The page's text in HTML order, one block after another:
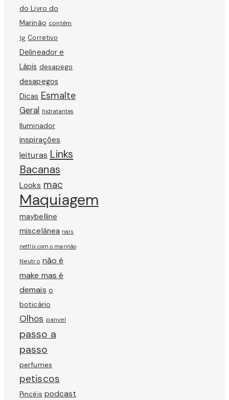
do Livro do
Marinão contém
1g Corretivo
Delineador e
Lápis desapego
desapegos
Dicas Esmalte
Geral hidratantes
Iluminador
inspirações
leituras Links
Bacanas
Looks mac
Maquiagem
maybelline
miscelânea nars
netflix com o marinão
Neutro não é
make mas é
demais o
boticário
Olhos panvel
passo a
passo
perfumes
petiscos
Pincéis podcast